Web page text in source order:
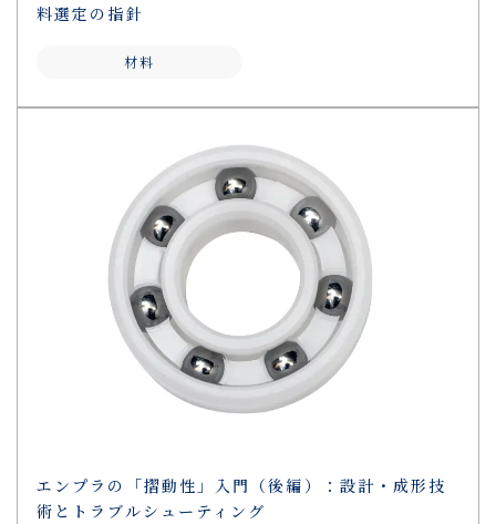
料選定の指針
材料
エンプラの「摺動性」入門（後編）：設計・成形技
術とトラブルシューティング